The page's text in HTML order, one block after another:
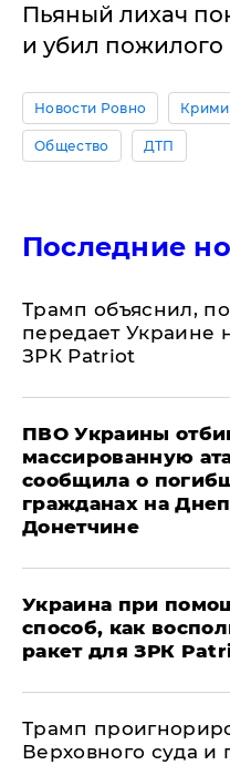
Пьяный лихач
и убил пожилого
Новости Ровно
Общество ДТП
Последние
Трамп объяснил,
передает Украине
ЗРК Patriot
ПВО Украины
массированную
сообщила о
гражданах на
Донетчине
Украина при
способ, как
ракет для ЗРК
Трамп
Верховного суда и